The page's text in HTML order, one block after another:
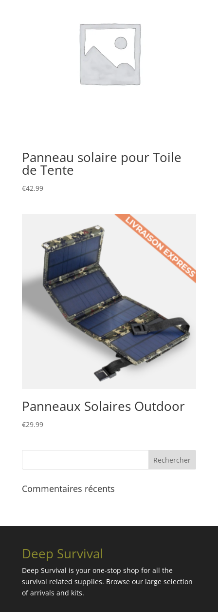
Panneau solaire pour Toile
de Tente
€42.99
Panneaux Solaires Outdoor
€29.99
Commentaires récents
Deep Survival
Deep Survival is your one-stop shop for all the
survival related supplies. Browse our large selection
of arrivals and kits.